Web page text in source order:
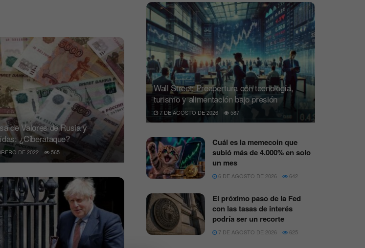
de Valores de Rusia y
¿Ciberataque?
DE 2022 565
Wall Street: Preapertura con tecnología,
turismo y alimentación bajo presión
7 DE AGOSTO DE 2026 587
Cuál es la memecoin que
subió más de 4.000% en solo
un mes
6 DE AGOSTO DE 2026 642
El próximo paso de la Fed
con las tasas de interés
podría ser un recorte
7 DE AGOSTO DE 2026 625